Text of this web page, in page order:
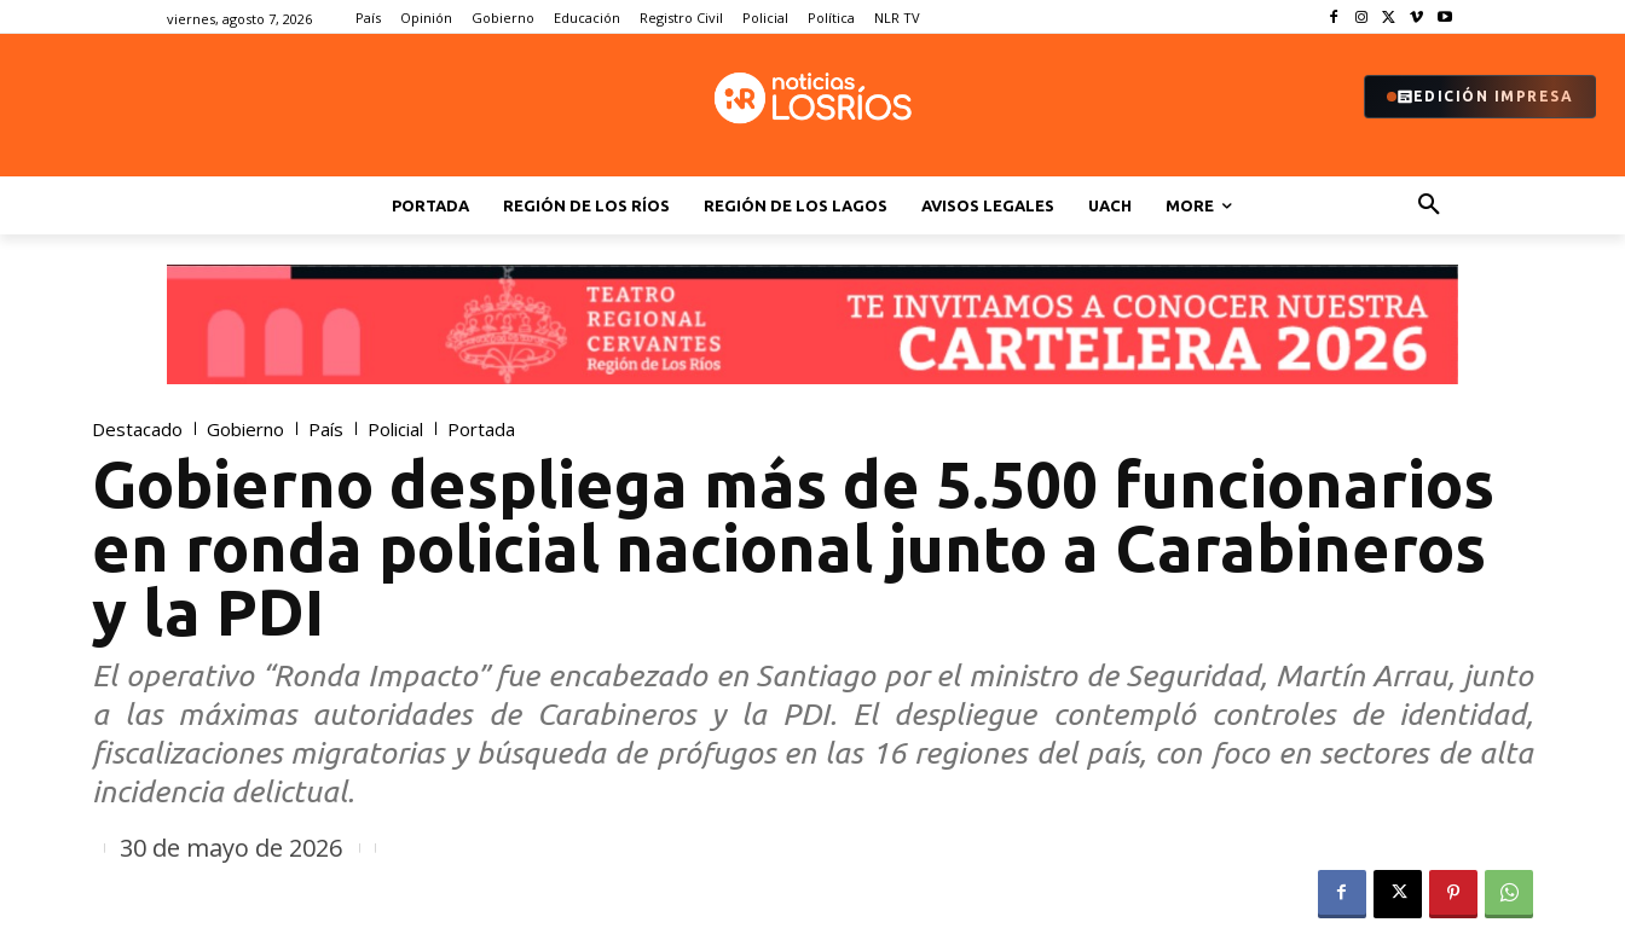
viernes, agosto 7, 2026 País Opinión Gobierno Educación Registro Civil Policial Política NLR TV
EDICIÓN IMPRESA
PORTADA REGIÓN DE LOS RÍOS REGIÓN DE LOS LAGOS AVISOS LEGALES UACH MORE
Destacado Gobierno País Policial Portada
Gobierno despliega más de 5.500 funcionarios
en ronda policial nacional junto a Carabineros
y la PDI
El operativo “Ronda Impacto” fue encabezado en Santiago por el ministro de Seguridad, Martín Arrau, junto
a las máximas autoridades de Carabineros y la PDI. El despliegue contempló controles de identidad,
fiscalizaciones migratorias y búsqueda de prófugos en las 16 regiones del país, con foco en sectores de alta
incidencia delictual.
30 de mayo de 2026